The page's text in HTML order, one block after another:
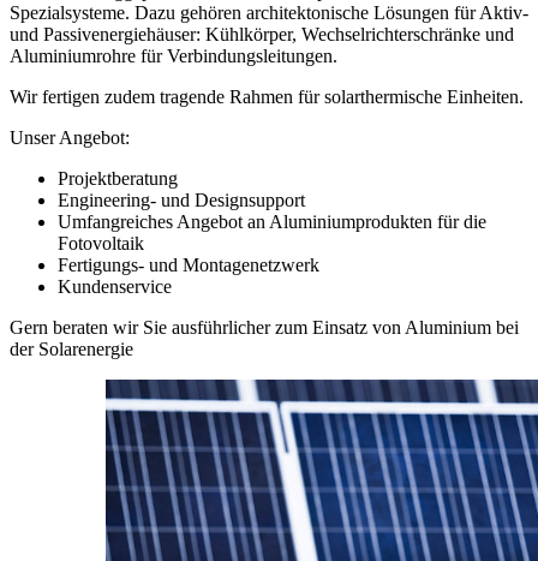
Spezialsysteme. Dazu gehören architektonische Lösungen für Aktiv-
und Passivenergiehäuser: Kühlkörper, Wechselrichterschränke und
Aluminiumrohre für Verbindungsleitungen.
Wir fertigen zudem tragende Rahmen für solarthermische Einheiten.
Unser Angebot:
Projektberatung
Engineering- und Designsupport
Umfangreiches Angebot an Aluminiumprodukten für die
Fotovoltaik
Fertigungs- und Montagenetzwerk
Kundenservice
Gern beraten wir Sie ausführlicher zum Einsatz von Aluminium bei
der Solarenergie